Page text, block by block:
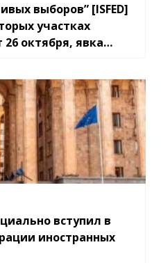
выборов” [ISFED]
участках
октября, явка
вступил в
иностранных